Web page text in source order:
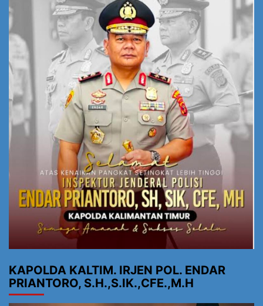
KAPOLDA KALTIM. IRJEN POL. ENDAR
PRIANTORO, S.H.,S.IK.,CFE.,M.H